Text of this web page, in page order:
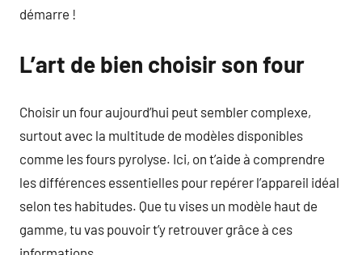
démarre !
L’art de bien choisir son four
Choisir un four aujourd’hui peut sembler complexe,
surtout avec la multitude de modèles disponibles
comme les fours pyrolyse. Ici, on t’aide à comprendre
les différences essentielles pour repérer l’appareil idéal
selon tes habitudes. Que tu vises un modèle haut de
gamme, tu vas pouvoir t’y retrouver grâce à ces